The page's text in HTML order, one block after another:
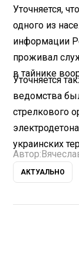
Уточняется,
одного из
информации
проживал
в тайнике
Уточняется
ведомства
стрелкового
украинских
Автор:
АКТУАЛЬНО